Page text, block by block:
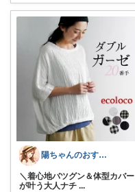
陽ちゃんのおすすめROOM
＼着心地バツグン＆体型カバー
が叶う大人ナチ ...